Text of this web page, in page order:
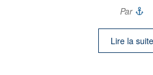
Par
Lire la suite